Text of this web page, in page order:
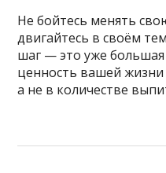
Не бойтесь менять
двигайтесь в своём
шаг — это уже
ценность вашей
а не в количестве